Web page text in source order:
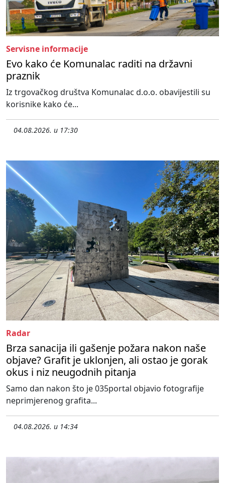
Servisne informacije
Evo kako će Komunalac raditi na državni
praznik
Iz trgovačkog društva Komunalac d.o.o. obavijestili su
korisnike kako će...
04.08.2026. u 17:30
Radar
Brza sanacija ili gašenje požara nakon naše
objave? Grafit je uklonjen, ali ostao je gorak
okus i niz neugodnih pitanja
Samo dan nakon što je 035portal objavio fotografije
neprimjerenog grafita...
04.08.2026. u 14:34